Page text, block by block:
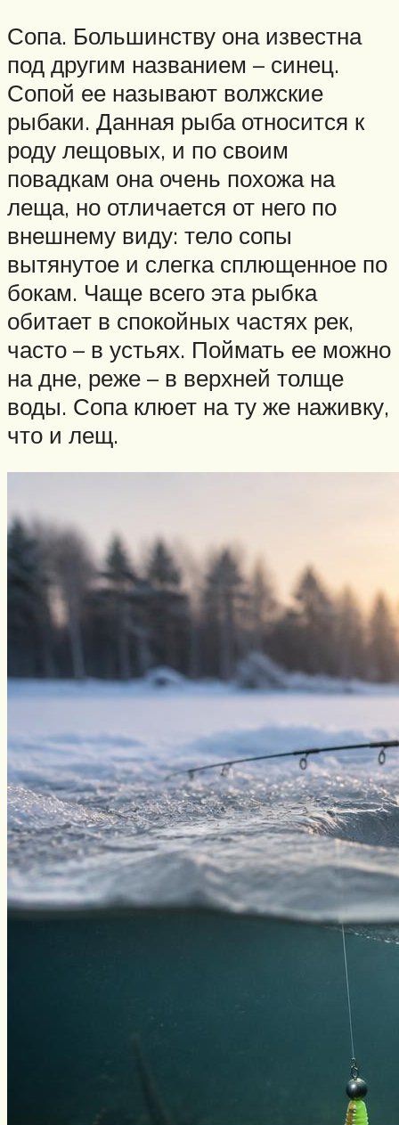
Сопа. Большинству она известна
под другим названием – синец.
Сопой ее называют волжские
рыбаки. Данная рыба относится к
роду лещовых, и по своим
повадкам она очень похожа на
леща, но отличается от него по
внешнему виду: тело сопы
вытянутое и слегка сплющенное по
бокам. Чаще всего эта рыбка
обитает в спокойных частях рек,
часто – в устьях. Поймать ее можно
на дне, реже – в верхней толще
воды. Сопа клюет на ту же наживку,
что и лещ.